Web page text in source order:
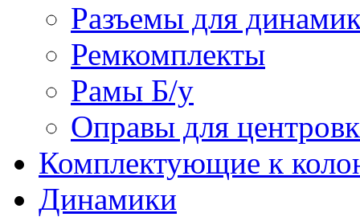
Разъемы для
Ремкомплекты
Рамы Б/у
Оправы для
Комплектующие к
Динамики